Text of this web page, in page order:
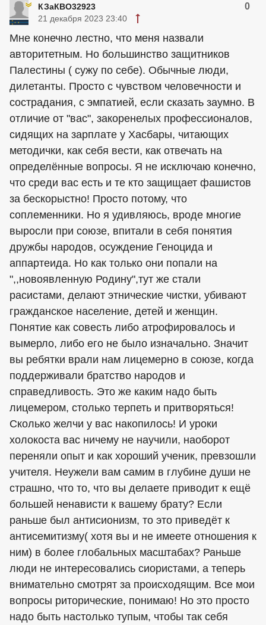
КЗаКВО32923 0
21 декабря 2023 23:40
Мне конечно лестно, что меня назвали
авторитетным. Но большинство защитников
Палестины ( сужу по себе). Обычные люди,
дилетанты. Просто с чувством человечности и
сострадания, с эмпатией, если сказать заумно. В
отличие от "вас", закоренелых профессионалов,
сидящих на зарплате у Хасбары, читающих
методички, как себя вести, как отвечать на
определённые вопросы. Я не исключаю конечно,
что среди вас есть и те кто защищает фашистов
за бескорыстно! Просто потому, что
соплеменники. Но я удивляюсь, вроде многие
выросли при союзе, впитали в себя понятия
дружбы народов, осуждение Геноцида и
аппартеида. Но как только они попали на
",,новоявленную Родину",тут же стали
расистами, делают этнические чистки, убивают
гражданское население, детей и женщин.
Понятие как совесть либо атрофировалось и
вымерло, либо его не было изначально. Значит
вы ребятки врали нам лицемерно в союзе, когда
поддерживали братство народов и
справедливость. Это же каким надо быть
лицемером, столько терпеть и притворяться!
Сколько желчи у вас накопилось! И уроки
холокоста вас ничему не научили, наоборот
переняли опыт и как хороший ученик, превзошли
учителя. Неужели вам самим в глубине души не
страшно, что то, что вы делаете приводит к ещё
большей ненависти к вашему брату? Если
раньше был антисионизм, то это приведёт к
антисемитизму( хотя вы и не имеете отношения к
ним) в более глобальных масштабах? Раньше
люди не интересовались сиористами, а теперь
внимательно смотрят за происходящим. Все мои
вопросы риторические, понимаю! Но это просто
надо быть настолько тупым, чтобы так себя